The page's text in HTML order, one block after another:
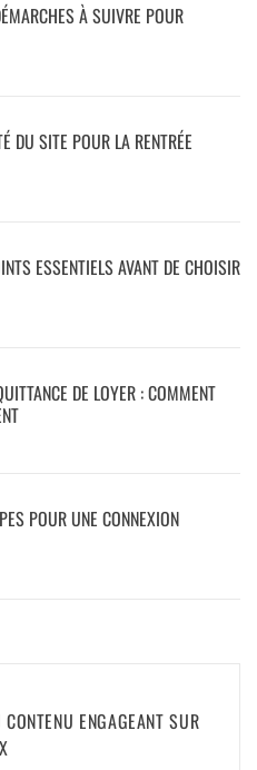
À SUIVRE POUR
DU SITE POUR LA RENTRÉE
ESSENTIELS AVANT DE CHOISIR
DE LOYER : COMMENT
POUR UNE CONNEXION
ENGAGEANT SUR